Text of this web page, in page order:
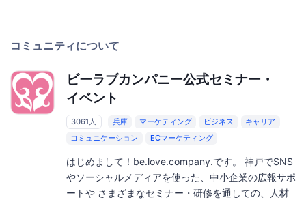
コミュニティについて
ビーラブカンパニー公式セミナー・
イベント
3061人 兵庫 マーケティング ビジネス
キャリア
コミュニケーション
ECマーケティング
はじめまして！be.love.company.です。 神戸でSNS
やソーシャルメディアを使った、中小企業の広報サポ
ートや さまざまなセミナー・研修を通しての、人材